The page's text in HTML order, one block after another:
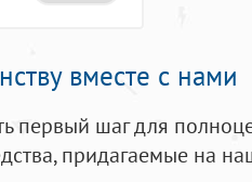
вместе с нами
первый шаг для
придагаемые на